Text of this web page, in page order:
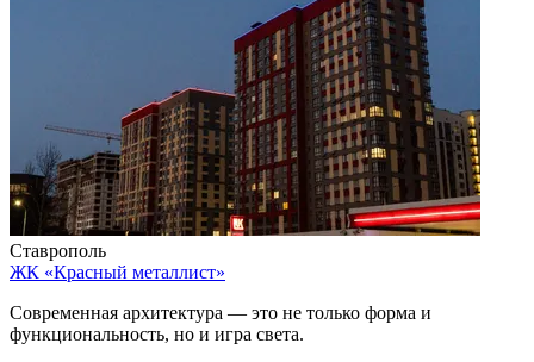
Ставрополь
ЖК «Красный металлист»
Современная архитектура — это не только форма и
функциональность, но и игра света.